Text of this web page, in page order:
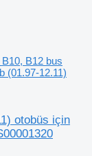
B12 bus
(01.97-12.11)
otobüs için